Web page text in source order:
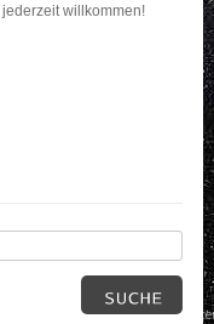
jederzeit willkommen!